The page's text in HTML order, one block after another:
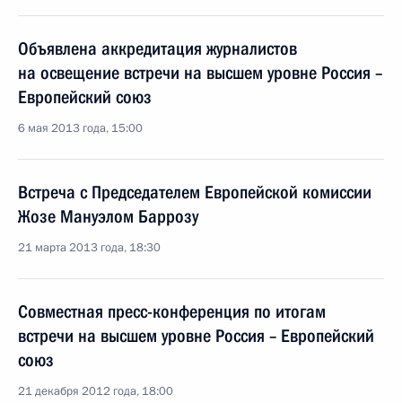
Объявлена аккредитация журналистов
на освещение встречи на высшем уровне Россия –
Европейский союз
6 мая 2013 года, 15:00
Встреча с Председателем Европейской комиссии
Жозе Мануэлом Баррозу
21 марта 2013 года, 18:30
Совместная пресс-конференция по итогам
встречи на высшем уровне Россия – Европейский
союз
21 декабря 2012 года, 18:00